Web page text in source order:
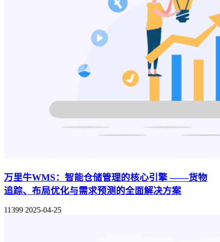
万里牛WMS：智能仓储管理的核心引擎 ——货物
追踪、布局优化与需求预测的全面解决方案
11399 2025-04-25